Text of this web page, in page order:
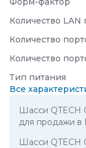
Количество LAN
Количество
Количество
Тип питания
Все
Шасси QTECH
для продажи в
Шасси QTECH